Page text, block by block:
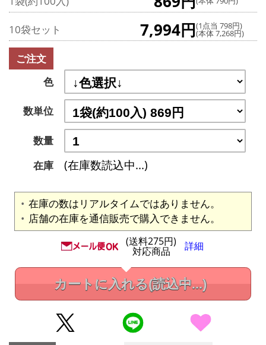
10袋セット 7,994円(1点当 798円)
(本体 7,268円)
ご注文
色
数単位
数量
在庫
(在庫数読込中...)
在庫の数はリアルタイムではありません。
店舗の在庫を通信販売で購入できません。
(送料275円)
対応商品 詳細
カートに入れる(読込中...)